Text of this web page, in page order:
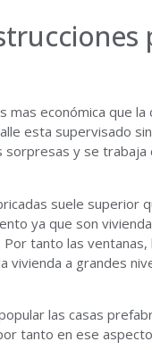
económica que
esta supervisado
y se trabaja
suele superior
ya que son
tanto las
a grandes
las casas
tanto en ese